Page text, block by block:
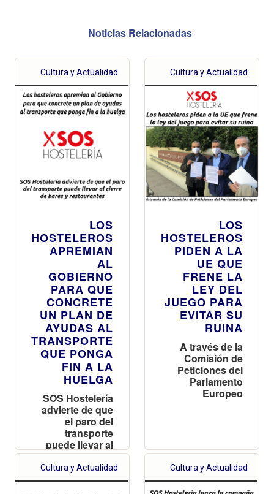
Noticias Relacionadas
Cultura y Actualidad
LOS
HOSTELEROS
APREMIAN
AL
GOBIERNO
PARA QUE
CONCRETE
UN PLAN DE
AYUDAS AL
TRANSPORTE
QUE PONGA
FIN A LA
HUELGA
SOS Hostelería
advierte de que
el paro del
transporte
puede llevar al
cierre de bares
y restaurantes
Cultura y Actualidad
LOS
HOSTELEROS
PIDEN A LA
UE QUE
FRENE LA
LEY DEL
JUEGO PARA
EVITAR SU
RUINA
A través de la
Comisión de
Peticiones del
Parlamento
Europeo
Cultura y Actualidad Cultura y Actualidad